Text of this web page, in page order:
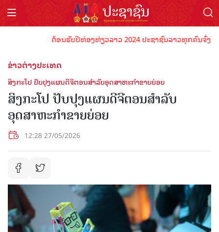
ຕ້ອນຮັບປີທ່ອງທ່ຽວລາວ 2024 ປະຊາຊົນລາວທຸກຄົນຈົ່ງພ້
ຂ່າວຕ່າງປະເທດ
ສິງກະໂປ ປັບປຸງແຜນດີຈີຕອນສຳລັບອຸດສາຫະກຳຂາຍຍ່ອຍ
ສິງກະໂປ ປັບປຸງແຜນດີຈີຕອນສຳລັບ
ອຸດສາຫະກຳຂາຍຍ່ອຍ
12:28 27/05/2026